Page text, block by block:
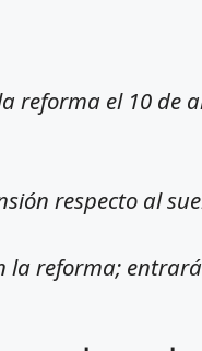
reforma el 10 de
respecto al
la reforma;